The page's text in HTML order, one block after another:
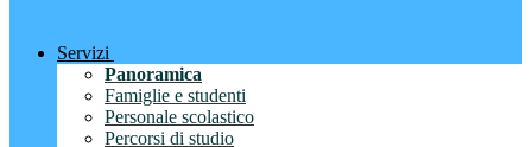
Servizi
Panoramica
Famiglie e studenti
Personale scolastico
Percorsi di studio